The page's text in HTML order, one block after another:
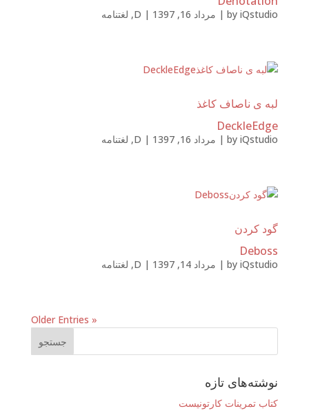
byiQstudio
| مرداد 16, 1397 |
D
, لغتنامه
لبه ی ناصاف کاغذ
DeckleEdge
byiQstudio
| مرداد 16, 1397 |
D
, لغتنامه
گود کردن
Deboss
byiQstudio
| مرداد 14, 1397 |
D
, لغتنامه
« Older Entries
نوشته‌های تازه
کتاب تمرینات کارتونیست